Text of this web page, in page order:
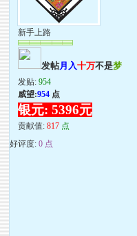
新手上路
发帖月入十万不是梦
发贴:954
威望:954 点
银元: 5396元
贡献值:817 点
好评度:0 点